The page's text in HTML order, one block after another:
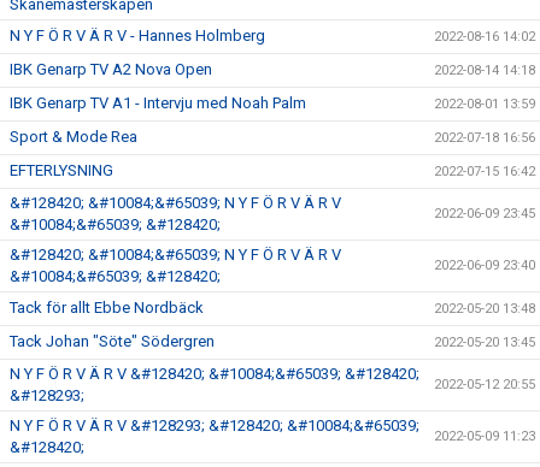
Skånemästerskapen
N Y F Ö R V Ä R V - Hannes Holmberg 2022-08-16 14:02
IBK Genarp TV A2 Nova Open 2022-08-14 14:18
IBK Genarp TV A1 - Intervju med Noah Palm 2022-08-01 13:59
Sport & Mode Rea 2022-07-18 16:56
EFTERLYSNING 2022-07-15 16:42
&#128420; &#10084;&#65039; N Y F Ö R V Ä R V
&#10084;&#65039; &#128420;
2022-06-09 23:45
&#128420; &#10084;&#65039; N Y F Ö R V Ä R V
&#10084;&#65039; &#128420;
2022-06-09 23:40
Tack för allt Ebbe Nordbäck 2022-05-20 13:48
Tack Johan "Söte" Södergren 2022-05-20 13:45
N Y F Ö R V Ä R V &#128420; &#10084;&#65039; &#128420;
&#128293;
2022-05-12 20:55
N Y F Ö R V Ä R V &#128293; &#128420; &#10084;&#65039;
&#128420;
2022-05-09 11:23